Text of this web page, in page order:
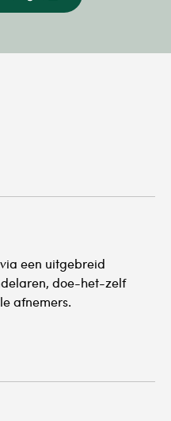
een uitgebreid
doe-het-zelf
afnemers.